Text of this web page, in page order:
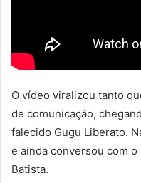
O vídeo viralizou tanto
de comunicação,
falecido Gugu Liberato.
e ainda conversou com
Batista.